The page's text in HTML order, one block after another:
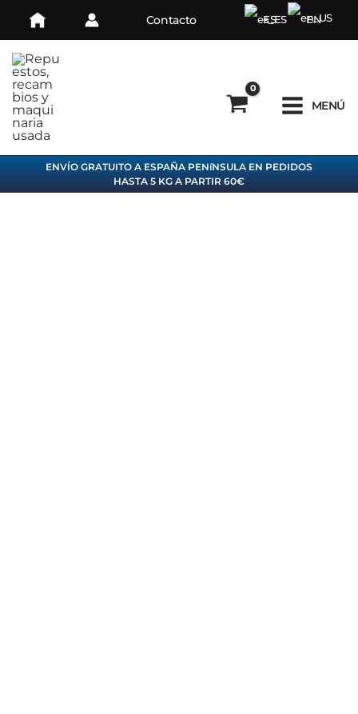
Contacto ES EN
MENÚ
ENVÍO GRATUITO A ESPAÑA PENíNSULA EN PEDIDOS
HASTA 5 KG A PARTIR 60€